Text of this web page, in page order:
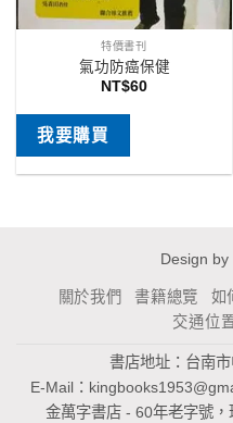
特價書刊
氣功防癌保健
NT$60
我要購買
Design by
關於我們 書籍總覽 如
交通位
書店地址：台南
E-Mail：
金萬字書店 - 60年老字號